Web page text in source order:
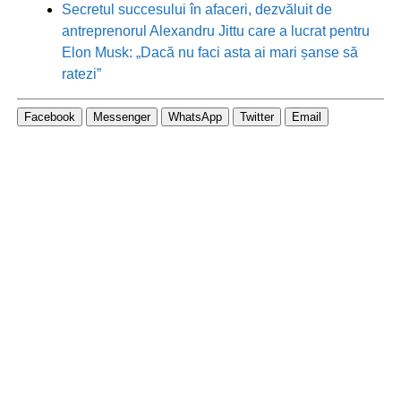
Secretul succesului în afaceri, dezvăluit de
antreprenorul Alexandru Jittu care a lucrat pentru
Elon Musk: „Dacă nu faci asta ai mari șanse să
ratezi”
Facebook Messenger WhatsApp Twitter Email